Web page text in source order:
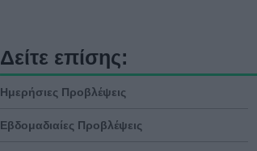
Δείτε επίσης:
Ημερήσιες Προβλέψεις
Εβδομαδιαίες Προβλέψεις